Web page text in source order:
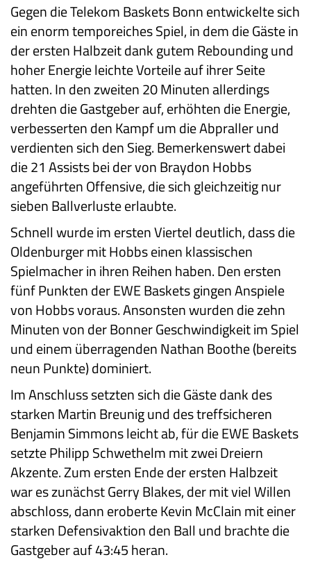
Gegen die Telekom Baskets Bonn entwickelte sich
ein enorm temporeiches Spiel, in dem die Gäste in
der ersten Halbzeit dank gutem Rebounding und
hoher Energie leichte Vorteile auf ihrer Seite
hatten. In den zweiten 20 Minuten allerdings
drehten die Gastgeber auf, erhöhten die Energie,
verbesserten den Kampf um die Abpraller und
verdienten sich den Sieg. Bemerkenswert dabei
die 21 Assists bei der von Braydon Hobbs
angeführten Offensive, die sich gleichzeitig nur
sieben Ballverluste erlaubte.
Schnell wurde im ersten Viertel deutlich, dass die
Oldenburger mit Hobbs einen klassischen
Spielmacher in ihren Reihen haben. Den ersten
fünf Punkten der EWE Baskets gingen Anspiele
von Hobbs voraus. Ansonsten wurden die zehn
Minuten von der Bonner Geschwindigkeit im Spiel
und einem überragenden Nathan Boothe (bereits
neun Punkte) dominiert.
Im Anschluss setzten sich die Gäste dank des
starken Martin Breunig und des treffsicheren
Benjamin Simmons leicht ab, für die EWE Baskets
setzte Philipp Schwethelm mit zwei Dreiern
Akzente. Zum ersten Ende der ersten Halbzeit
war es zunächst Gerry Blakes, der mit viel Willen
abschloss, dann eroberte Kevin McClain mit einer
starken Defensivaktion den Ball und brachte die
Gastgeber auf 43:45 heran.